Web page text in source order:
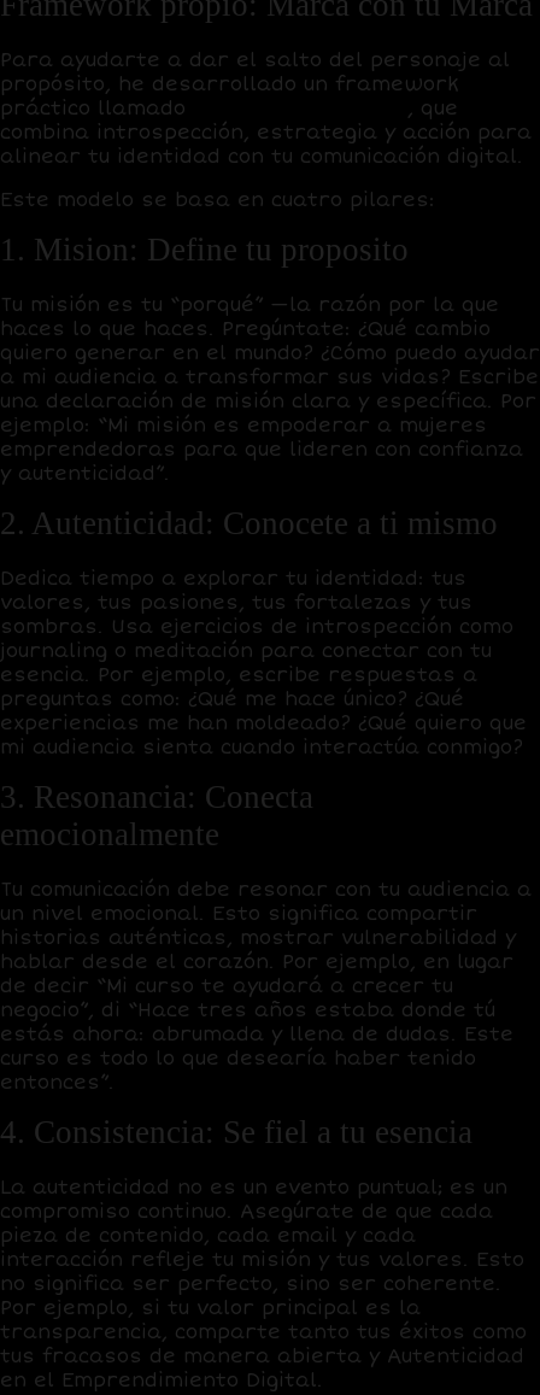
Para ayudarte a dar el salto del personaje al
propósito, he desarrollado un framework
práctico llamado
, que
combina introspección, estrategia y acción para
alinear tu identidad con tu comunicación digital.
Este modelo se basa en cuatro pilares:
1. Mision: Define tu proposito
Tu misión es tu “porqué” —la razón por la que
haces lo que haces. Pregúntate: ¿Qué cambio
quiero generar en el mundo? ¿Cómo puedo ayudar
a mi audiencia a transformar sus vidas? Escribe
una declaración de misión clara y específica. Por
ejemplo: “Mi misión es empoderar a mujeres
emprendedoras para que lideren con confianza
y autenticidad”.
2. Autenticidad: Conocete a ti mismo
Dedica tiempo a explorar tu identidad: tus
valores, tus pasiones, tus fortalezas y tus
sombras. Usa ejercicios de introspección como
journaling o meditación para conectar con tu
esencia. Por ejemplo, escribe respuestas a
preguntas como: ¿Qué me hace único? ¿Qué
experiencias me han moldeado? ¿Qué quiero que
mi audiencia sienta cuando interactúa conmigo?
3. Resonancia: Conecta
emocionalmente
Tu comunicación debe resonar con tu audiencia a
un nivel emocional. Esto significa compartir
historias auténticas, mostrar vulnerabilidad y
hablar desde el corazón. Por ejemplo, en lugar
de decir “Mi curso te ayudará a crecer tu
negocio”, di “Hace tres años estaba donde tú
estás ahora: abrumada y llena de dudas. Este
curso es todo lo que desearía haber tenido
entonces”.
4. Consistencia: Se fiel a tu esencia
La autenticidad no es un evento puntual; es un
compromiso continuo. Asegúrate de que cada
pieza de contenido, cada email y cada
interacción refleje tu misión y tus valores. Esto
no significa ser perfecto, sino ser coherente.
Por ejemplo, si tu valor principal es la
transparencia, comparte tanto tus éxitos como
tus fracasos de manera abierta y Autenticidad
en el Emprendimiento Digital.